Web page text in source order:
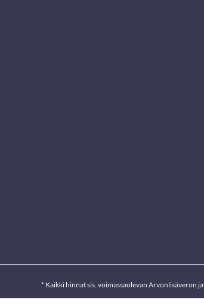
* Kaikki hinnat sis. voimassaolevan Arvonlisäveron ja